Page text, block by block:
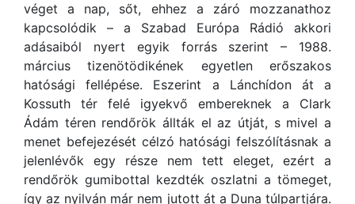
véget a nap, sőt, ehhez a záró mozzanathoz
kapcsolódik – a Szabad Európa Rádió akkori
adásaiból nyert egyik forrás szerint – 1988.
március tizenötödikének egyetlen erőszakos
hatósági fellépése. Eszerint a Lánchídon át a
Kossuth tér felé igyekvő embereknek a Clark
Ádám téren rendőrök állták el az útját, s mivel a
menet befejezését célzó hatósági felszólításnak a
jelenlévők egy része nem tett eleget, ezért a
rendőrök gumibottal kezdték oszlatni a tömeget,
így az nyilván már nem jutott át a Duna túlpartjára.